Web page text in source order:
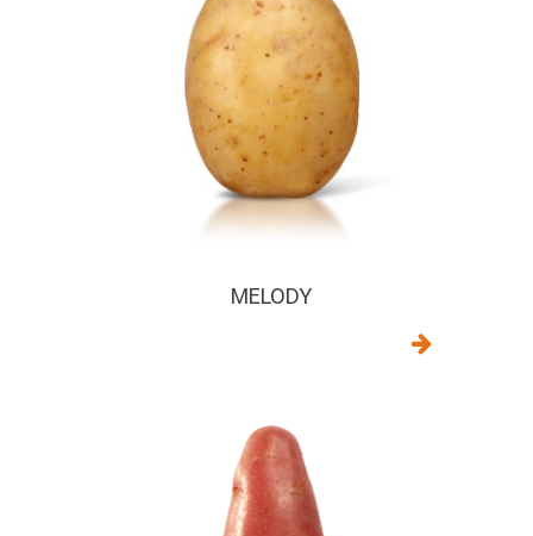
MELODY